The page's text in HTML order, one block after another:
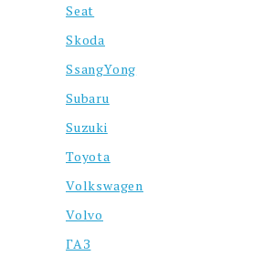
Seat
Skoda
SsangYong
Subaru
Suzuki
Toyota
Volkswagen
Volvo
ГАЗ